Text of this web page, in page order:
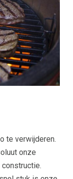
te verwijderen.
onze